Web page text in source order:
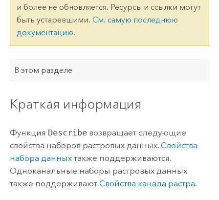
и более не обновляется. Ресурсы и ссылки могут
быть устаревшими. См. самую последнюю
документацию.
В этом разделе
Краткая информация
Функция Describeвозвращает следующие
свойства наборов растровых данных. Свойства
набора данныхтакже поддерживаются.
Одноканальные наборы растровых данных
также поддерживают Свойства канала растра.